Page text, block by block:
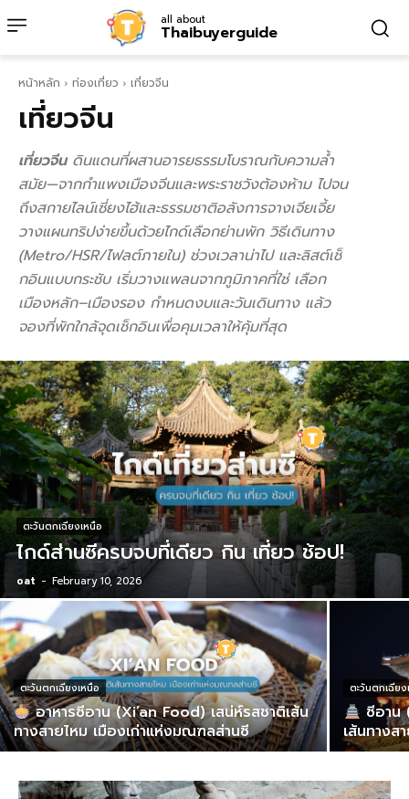
all about
Thaibuyerguide
หน้าหลัก ท่องเที่ยว เที่ยวจีน
เที่ยวจีน
เที่ยวจีนดินแดนที่ผสานอารยธรรมโบราณกับความล้ำ
สมัย—จากกำแพงเมืองจีนและพระราชวังต้องห้าม ไปจน
ถึงสกายไลน์เซี่ยงไฮ้และธรรมชาติอลังการจางเจียเจี้ย
วางแผนทริปง่ายขึ้นด้วยไกด์เลือกย่านพัก วิธีเดินทาง
(Metro/HSR/ไฟลต์ภายใน) ช่วงเวลาน่าไป และลิสต์เช็
กอินแบบกระชับ เริ่มวางแพลนจากภูมิภาคที่ใช่ เลือก
เมืองหลัก–เมืองรอง กำหนดงบและวันเดินทาง แล้ว
จองที่พักใกล้จุดเช็กอินเพื่อคุมเวลาให้คุ้มที่สุด
ตะวันตกเฉียงเหนือ
ไกด์ส่านซีครบจบที่เดียว กิน เที่ยว ช้อป!
oat - February 10, 2026
ตะวันตกเฉียงเหนือ
อาหารซีอาน (Xi’an Food) เสน่ห์รสชาติเส้น
ทางสายไหม เมืองเก่าแห่งมณฑลส่านซี
ตะวันตกเฉีย
ซีอาน
เส้นทางส